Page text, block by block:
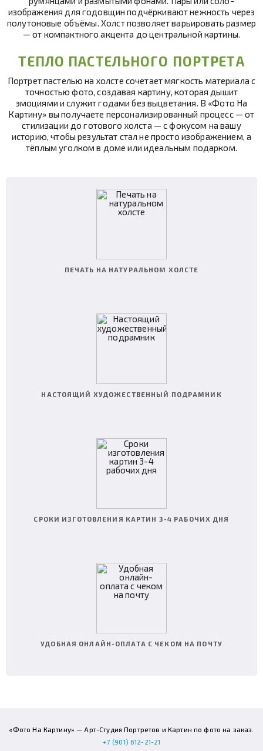
изображения для годовщин подчёркивают нежность через
полутоновые объёмы. Холст позволяет варьировать размер
— от компактного акцента до центральной картины.
ТЕПЛО ПАСТЕЛЬНОГО ПОРТРЕТА
Портрет пастелью на холсте сочетает мягкость материала с
точностью фото, создавая картину, которая дышит
эмоциями и служит годами без выцветания. В «Фото На
Картину» вы получаете персонализированный процесс — от
стилизации до готового холста — с фокусом на вашу
историю, чтобы результат стал не просто изображением, а
тёплым уголком в доме или идеальным подарком.
ПЕЧАТЬ НА НАТУРАЛЬНОМ ХОЛСТЕ
НАСТОЯЩИЙ ХУДОЖЕСТВЕННЫЙ ПОДРАМНИК
СРОКИ ИЗГОТОВЛЕНИЯ КАРТИН 3-4 РАБОЧИХ ДНЯ
УДОБНАЯ ОНЛАЙН-ОПЛАТА С ЧЕКОМ НА ПОЧТУ
«Фото На Картину» — Арт-Студия Портретов и Картин по фото на заказ.
+7 (901) 612-21-21